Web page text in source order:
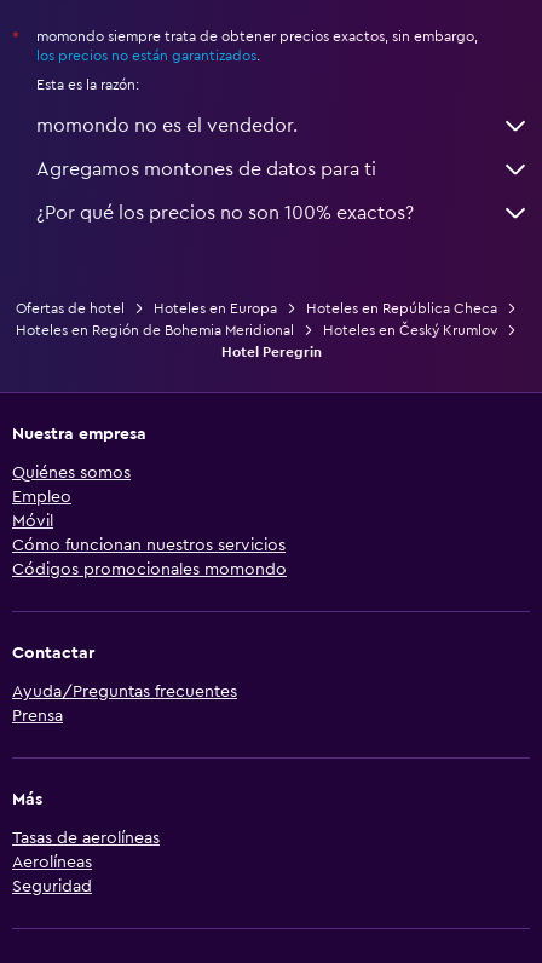
*
momondo siempre trata de obtener precios exactos, sin embargo,
los precios no están garantizados
Esta es la razón:
momondo no es el vendedor.
Agregamos montones de datos para ti
¿Por qué los precios no son 100% exactos?
Ofertas de hotel Hoteles en Europa
Hoteles en República Checa
Hoteles en Región de Bohemia Meridional
Hoteles en Český Krumlov
Hotel Peregrin
Nuestra empresa
Quiénes somos
Empleo
Móvil
Cómo funcionan nuestros servicios
Códigos promocionales momondo
Contactar
Ayuda/Preguntas frecuentes
Prensa
Más
Tasas de aerolíneas
Aerolíneas
Seguridad